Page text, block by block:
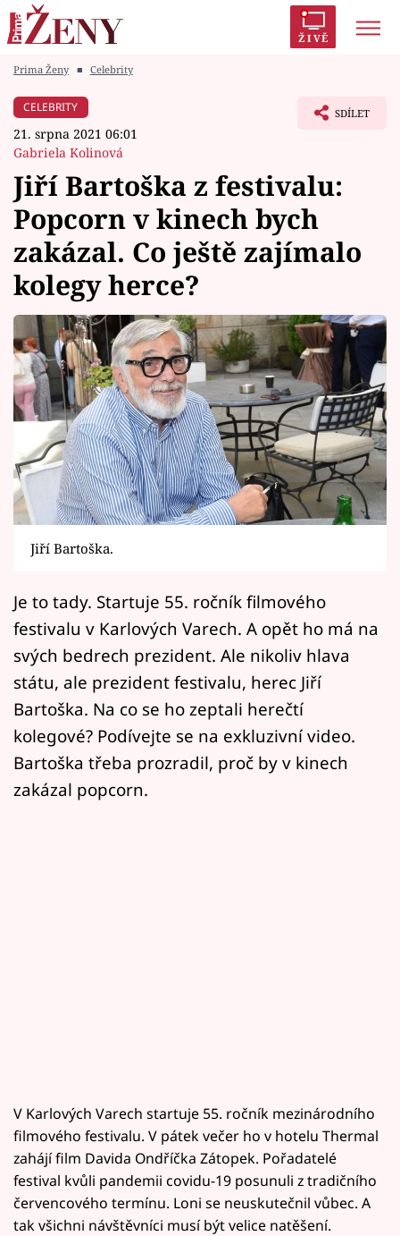
ŽIVĚ
Módní alarm
Témata
Celebrity
Vztahy
Seriály
Horoskopy
Sledujte prima+
Filmový festival Karlovy Vary
Přihlášení
Sledujte nás
Prima Ženy ■ Celebrity
CELEBRITY
21. srpna 2021 06:01
Gabriela Kolinová
SDÍLET
Jiří Bartoška z festivalu:
Popcorn v kinech bych
zakázal. Co ještě zajímalo
kolegy herce?
Jiří Bartoška.
Je to tady. Startuje 55. ročník filmového
festivalu v Karlových Varech. A opět ho má na
svých bedrech prezident. Ale nikoliv hlava
státu, ale prezident festivalu, herec Jiří
Bartoška. Na co se ho zeptali herečtí
kolegové? Podívejte se na exkluzivní video.
Bartoška třeba prozradil, proč by v kinech
zakázal popcorn.
V Karlových Varech startuje 55. ročník mezinárodního
filmového festivalu. V pátek večer ho v hotelu Thermal
zahájí film Davida Ondříčka Zátopek. Pořadatelé
festival kvůli pandemii covidu-19 posunuli z tradičního
červencového termínu. Loni se neuskutečnil vůbec. A
tak všichni návštěvníci musí být velice natěšení.